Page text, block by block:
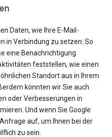
Daten, wie Ihre E-Mail-
in Verbindung zu setzen. So
eine Benachrichtigung
feststellen, wie einen
Standort aus in Ihrem
könnten wir Sie auch
oder Verbesserungen in
Und wenn Sie Google
auf, um Ihnen bei der
zu sein.